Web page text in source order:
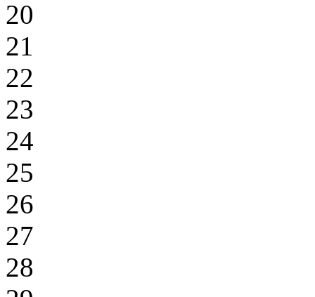
20
21
22
23
24
25
26
27
28